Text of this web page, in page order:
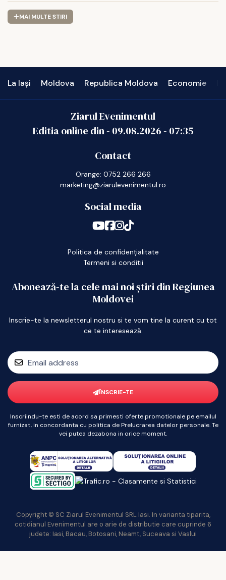
MAI MULTE STIRI
La Iași Moldova Republica Moldova Economie
Ziarul Evenimentul
Editia online din - 09.08.2026- 07:35
Contact
Orange: 0752 266 266
marketing@ziarulevenimentul.ro
Social media
Politica de confidențialitate
Termeni si conditii
Abonează-te la cele mai noi știri din Regiunea
Moldovei
Inscrie-te la newsletterul nostru si te vom tine la curent cu tot
ce te interesează.
ÎNSCRIE-TE
Inscriindu-te esti de acord sa primesti oferte promotionale pe emailul
furnizat, in concordanta cu politica de Prelucrarea datelor personale. Te
vei putea dezabona in orice moment.
Copyright © SC Ziarul Evenimentul SRL Iasi. In varianta tiparita,
cotidianul Evenimentul are o arie de distributie care cuprinde 6
judete: Iasi, Bacau, Botosani, Neamt, Suceava si Vaslui